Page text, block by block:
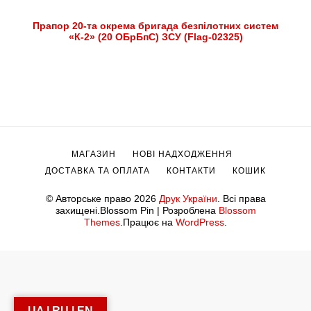
Прапор 20-та окрема бригада безпілотних систем
«К-2» (20 ОБрБпС) ЗСУ (Flag-02325)
© Авторське право 2026 Друк України . Всі права
захищені. Blossom Pin | Розроблена Blossom
Themes .Працює на WordPress
МАГАЗИН
НОВІ НАДХОДЖЕННЯ
ДОСТАВКА ТА ОПЛАТА
КОНТАКТИ КОШИК